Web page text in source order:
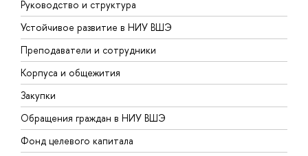
Руководство и структура
Устойчивое развитие в НИУ ВШЭ
Преподаватели и сотрудники
Корпуса и общежития
Закупки
Обращения граждан в НИУ ВШЭ
Фонд целевого капитала